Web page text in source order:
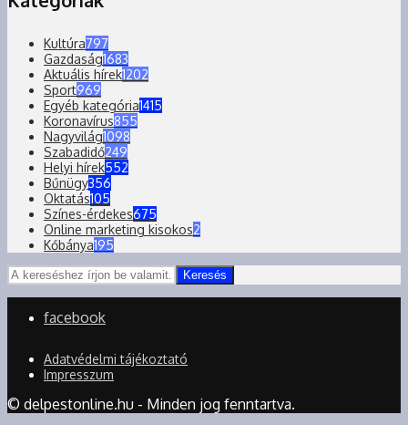
Kultúra797
Gazdaság1683
Aktuális hírek1202
Sport969
Egyéb kategória1415
Koronavírus855
Nagyvilág1098
Szabadidő249
Helyi hírek552
Bűnügy356
Oktatás105
Színes-érdekes675
Online marketing kisokos2
Kőbánya195
Keresés
facebook
Adatvédelmi tájékoztató
Impresszum
© delpestonline.hu - Minden jog fenntartva.